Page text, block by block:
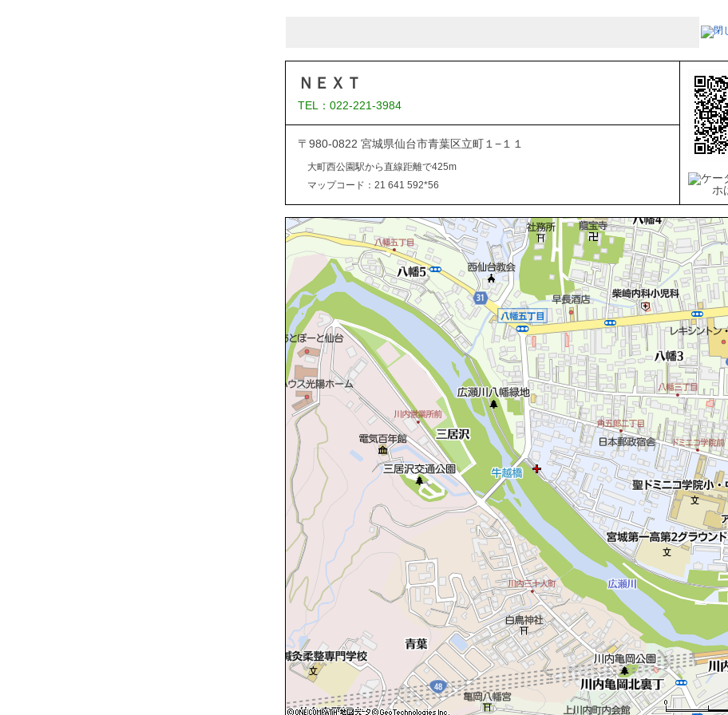
ＮＥＸＴ
TEL：022-221-3984
〒980-0822 宮城県仙台市青葉区立町１−１１
大町西公園駅から直線距離で425m
マップコード：21 641 592*56